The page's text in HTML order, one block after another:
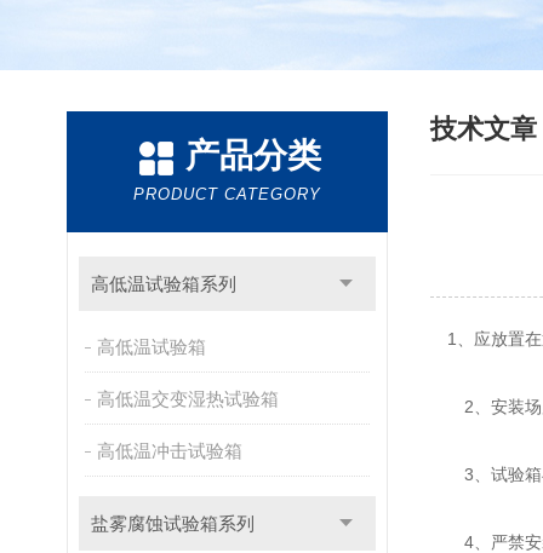
产品分类
PRODUCT CATEGORY
高低温试验箱系列
高低温试验箱
高低温交变湿热试验箱
高低温冲击试验箱
盐雾腐蚀试验箱系列
技术文章
1、应放置在
2、安装场
3、试验箱
4、严禁安